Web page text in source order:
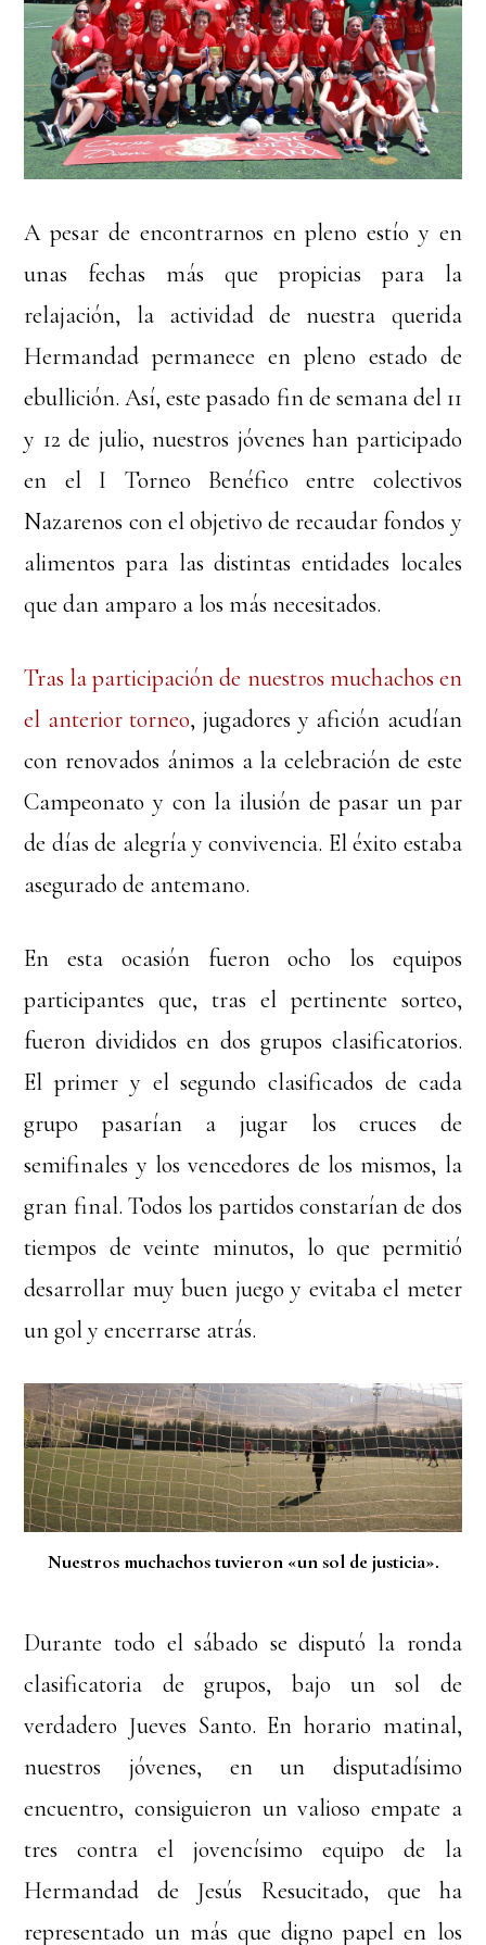
A pesar de encontrarnos en pleno estío y en
unas fechas más que propicias para la
relajación, la actividad de nuestra querida
Hermandad permanece en pleno estado de
ebullición. Así, este pasado fin de semana del 11
y 12 de julio, nuestros jóvenes han participado
en el I Torneo Benéfico entre colectivos
Nazarenos con el objetivo de recaudar fondos y
alimentos para las distintas entidades locales
que dan amparo a los más necesitados.
Tras la participación de nuestros muchachos en
el anterior torneo, jugadores y afición acudían
con renovados ánimos a la celebración de este
Campeonato y con la ilusión de pasar un par
de días de alegría y convivencia. El éxito estaba
asegurado de antemano.
En esta ocasión fueron ocho los equipos
participantes que, tras el pertinente sorteo,
fueron divididos en dos grupos clasificatorios.
El primer y el segundo clasificados de cada
grupo pasarían a jugar los cruces de
semifinales y los vencedores de los mismos, la
gran final. Todos los partidos constarían de dos
tiempos de veinte minutos, lo que permitió
desarrollar muy buen juego y evitaba el meter
un gol y encerrarse atrás.
Nuestros muchachos tuvieron «un sol de justicia».
Durante todo el sábado se disputó la ronda
clasificatoria de grupos, bajo un sol de
verdadero Jueves Santo. En horario matinal,
nuestros jóvenes, en un disputadísimo
encuentro, consiguieron un valioso empate a
tres contra el jovencísimo equipo de la
Hermandad de Jesús Resucitado, que ha
representado un más que digno papel en los